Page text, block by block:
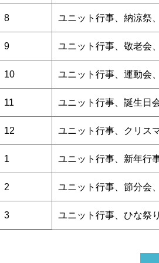
8 ユニット行事、納涼祭
9 ユニット行事、敬老会
10 ユニット行事、運動会
11 ユニット行事、誕生日
12 ユニット行事、クリス
1 ユニット行事、新年行
2 ユニット行事、節分会
3 ユニット行事、ひな祭